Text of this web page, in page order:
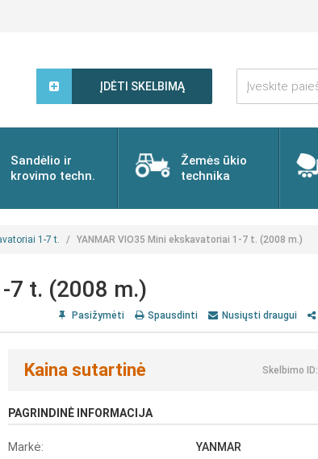
ĮDĖTI SKELBIMĄ
Įveskite
paieškos
žodį...
Sandėlio ir
krovimo techn.
Žemės ūkio
technika
1-7 t. YANMAR VIO35 Mini ekskavatoriai 1-7 t. (2008 m.)
7 t. (2008 m.)
Pasižymėti Spausdinti Nusiųsti draugui
Kaina sutartinė Skelbimo ID:
PAGRINDINĖ INFORMACIJA
Markė:
YANMAR